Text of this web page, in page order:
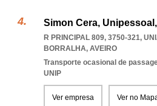
Simon Cera,
R PRINCIPAL 809, 3750-321,
BORRALHA, AVEIRO
Transporte ocasional de
UNIP
Ver empresa Ver no